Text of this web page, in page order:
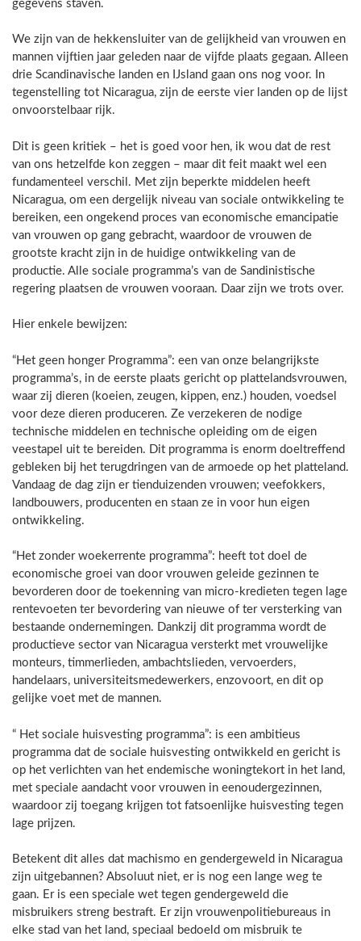
gegevens staven.
We zijn van de hekkensluiter van de gelijkheid van vrouwen en
mannen vijftien jaar geleden naar de vijfde plaats gegaan. Alleen
drie Scandinavische landen en IJsland gaan ons nog voor. In
tegenstelling tot Nicaragua, zijn de eerste vier landen op de lijst
onvoorstelbaar rijk.
Dit is geen kritiek – het is goed voor hen, ik wou dat de rest
van ons hetzelfde kon zeggen – maar dit feit maakt wel een
fundamenteel verschil. Met zijn beperkte middelen heeft
Nicaragua, om een dergelijk niveau van sociale ontwikkeling te
bereiken, een ongekend proces van economische emancipatie
van vrouwen op gang gebracht, waardoor de vrouwen de
grootste kracht zijn in de huidige ontwikkeling van de
productie. Alle sociale programma’s van de Sandinistische
regering plaatsen de vrouwen vooraan. Daar zijn we trots over.
Hier enkele bewijzen:
“Het geen honger Programma”: een van onze belangrijkste
programma’s, in de eerste plaats gericht op plattelandsvrouwen,
waar zij dieren (koeien, zeugen, kippen, enz.) houden, voedsel
voor deze dieren produceren. Ze verzekeren de nodige
technische middelen en technische opleiding om de eigen
veestapel uit te bereiden. Dit programma is enorm doeltreffend
gebleken bij het terugdringen van de armoede op het platteland.
Vandaag de dag zijn er tienduizenden vrouwen; veefokkers,
landbouwers, producenten en staan ze in voor hun eigen
ontwikkeling.
“Het zonder woekerrente programma”: heeft tot doel de
economische groei van door vrouwen geleide gezinnen te
bevorderen door de toekenning van micro-kredieten tegen lage
rentevoeten ter bevordering van nieuwe of ter versterking van
bestaande ondernemingen. Dankzij dit programma wordt de
productieve sector van Nicaragua versterkt met vrouwelijke
monteurs, timmerlieden, ambachtslieden, vervoerders,
handelaars, universiteitsmedewerkers, enzovoort, en dit op
gelijke voet met de mannen.
“ Het sociale huisvesting programma”: is een ambitieus
programma dat de sociale huisvesting ontwikkeld en gericht is
op het verlichten van het endemische woningtekort in het land,
met speciale aandacht voor vrouwen in eenoudergezinnen,
waardoor zij toegang krijgen tot fatsoenlijke huisvesting tegen
lage prijzen.
Betekent dit alles dat machismo en gendergeweld in Nicaragua
zijn uitgebannen? Absoluut niet, er is nog een lange weg te
gaan. Er is een speciale wet tegen gendergeweld die
misbruikers streng bestraft. Er zijn vrouwenpolitiebureaus in
elke stad van het land, speciaal bedoeld om misbruik te